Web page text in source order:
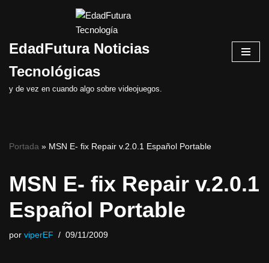
al
EdadFutura Noticias
Tecnológicas
y de vez en cuando algo sobre videojuegos.
Portada » MSN E- fix Repair v.2.0.1 Español Portable
MSN E- fix Repair v.2.0.1
Español Portable
por viperEF 09/11/2009